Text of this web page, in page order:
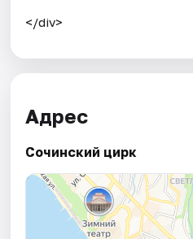
</div>
Адрес
Сочинский цирк